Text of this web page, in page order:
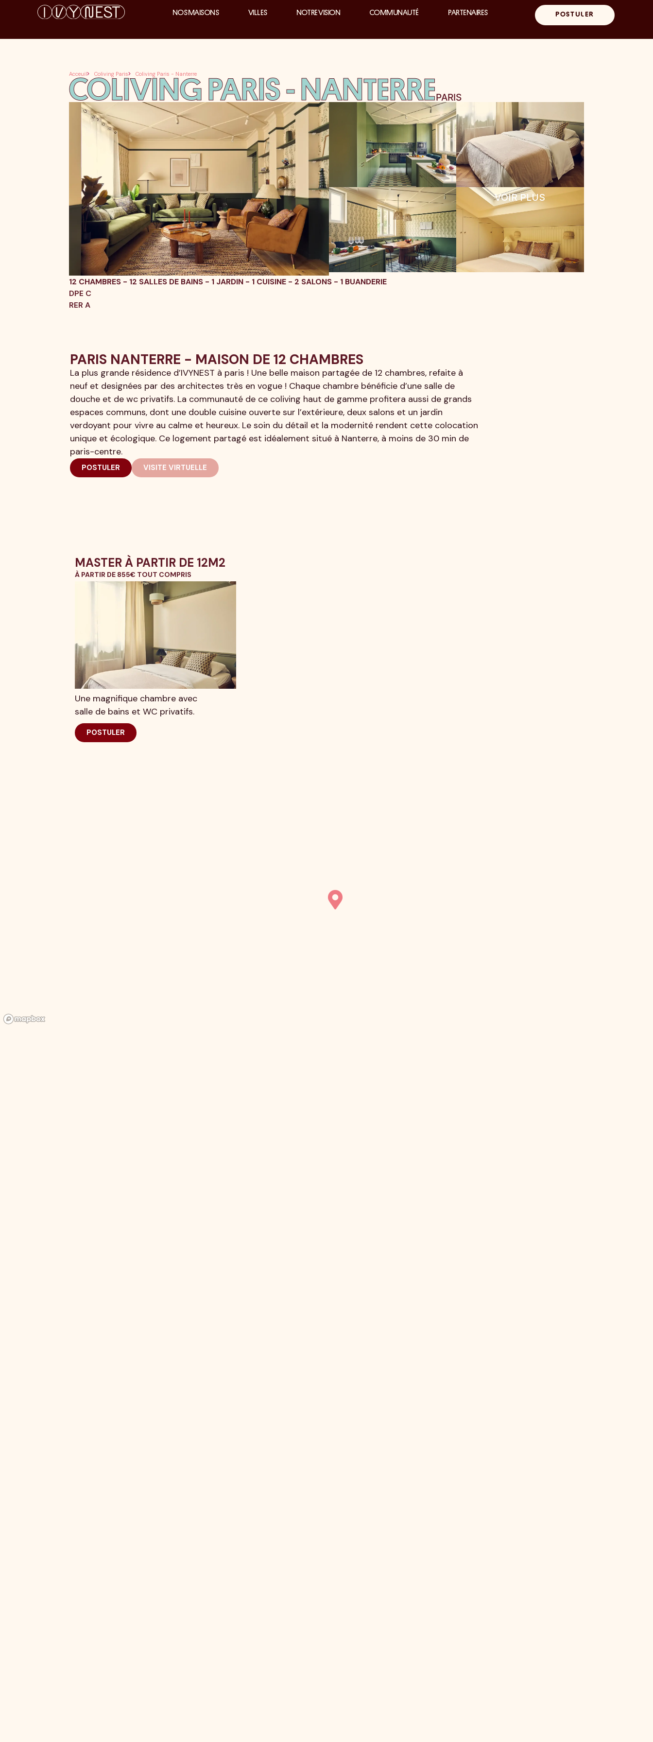
NOS MAISONS VILLES NOTRE VISION COMMUNAUTÉ PARTENAIRES POSTULER
Acceuil Coliving Paris Coliving Paris - Nanterre
COLIVING PARIS - NANTERREPARIS
VOIR PLUS
12 CHAMBRES - 12 SALLES DE BAINS - 1 JARDIN - 1 CUISINE - 2 SALONS - 1 BUANDERIE
DPE C
RER A
PARIS NANTERRE - MAISON DE 12 CHAMBRES
La plus grande résidence d’IVYNEST à paris ! Une belle maison partagée de 12 chambres, refaite à
neuf et designées par des architectes très en vogue ! Chaque chambre bénéficie d’une salle de
douche et de wc privatifs. La communauté de ce coliving haut de gamme profitera aussi de grands
espaces communs, dont une double cuisine ouverte sur l’extérieure, deux salons et un jardin
verdoyant pour vivre au calme et heureux. Le soin du détail et la modernité rendent cette colocation
unique et écologique. Ce logement partagé est idéalement situé à Nanterre, à moins de 30 min de
paris-centre.
POSTULER VISITE VIRTUELLE
MASTER À PARTIR DE 12M2
À PARTIR DE 855€ TOUT COMPRIS
Une magnifique chambre avec
salle de bains et WC privatifs.
POSTULER